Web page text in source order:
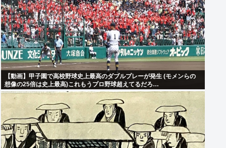
【動画】甲子園で高校野球史上最高のダブルプレーが発生 (モメンらの
想像の25倍は史上最高)これもうプロ野球超えてるだろ…